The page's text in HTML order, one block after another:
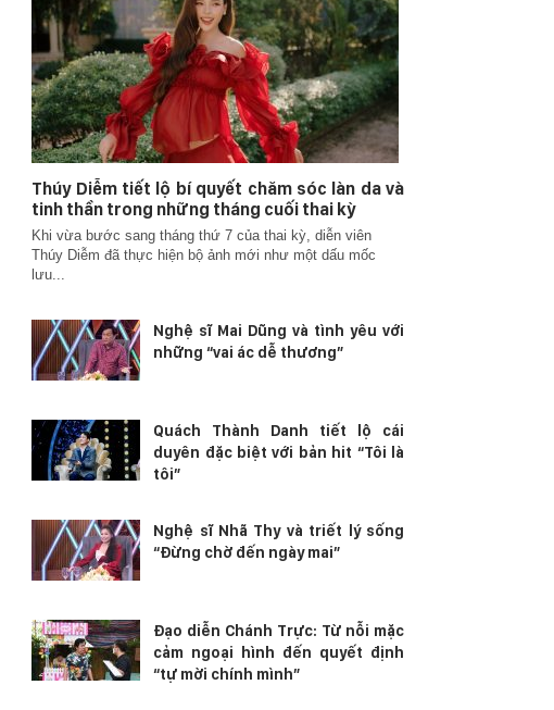
Thúy Diễm tiết lộ bí quyết chăm sóc làn da và
tinh thần trong những tháng cuối thai kỳ
Khi vừa bước sang tháng thứ 7 của thai kỳ, diễn viên
Thúy Diễm đã thực hiện bộ ảnh mới như một dấu mốc
lưu...
Nghệ sĩ Mai Dũng và tình yêu với
những “vai ác dễ thương”
Quách Thành Danh tiết lộ cái
duyên đặc biệt với bản hit “Tôi là
tôi”
Nghệ sĩ Nhã Thy và triết lý sống
“Đừng chờ đến ngày mai”
Đạo diễn Chánh Trực: Từ nỗi mặc
cảm ngoại hình đến quyết định
“tự mời chính mình”